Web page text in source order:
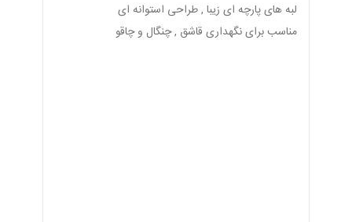
لبه های پارچه ای زیبا , طراحی استوانه ای
مناسب برای نگهداری قاشق , چنگال و چاقو